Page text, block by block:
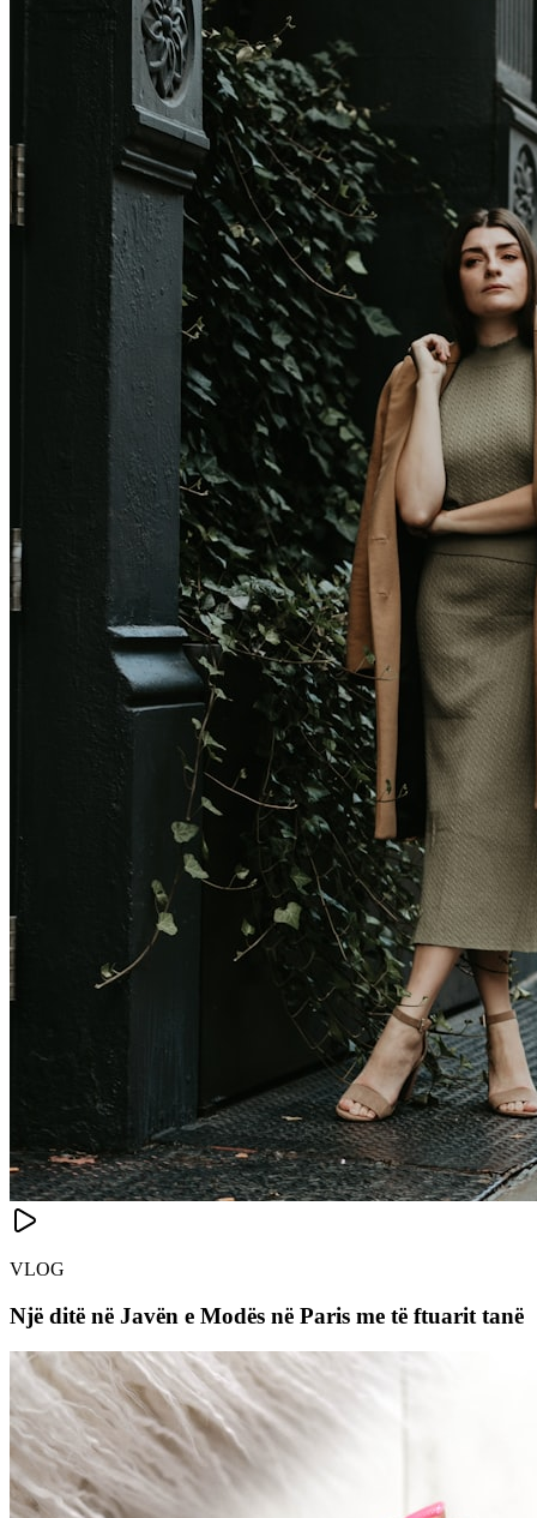
VLOG
Një ditë në Javën e Modës në Paris me të ftuarit tanë